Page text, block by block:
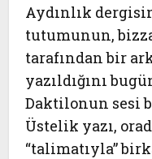
Aydınlık
tutumunun,
tarafından bir
yazıldığını
Daktilonun sesi
Üstelik yazı,
“talimatıyla”